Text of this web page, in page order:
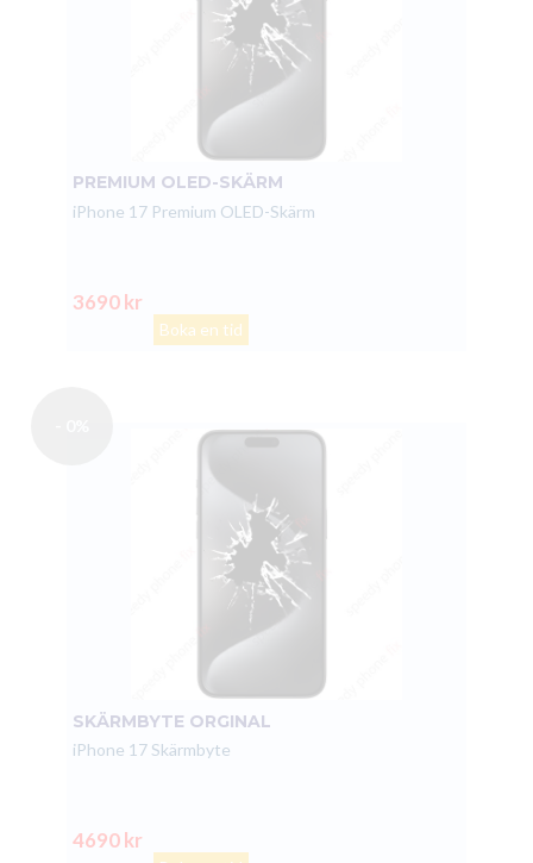
PREMIUM OLED-SKÄRM
iPhone 17 Premium OLED-Skärm
3690 kr
Boka en tid
SKÄRMBYTE ORGINAL
iPhone 17 Skärmbyte
4690 kr